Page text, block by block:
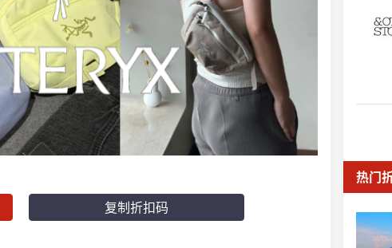
复制折扣码
热门